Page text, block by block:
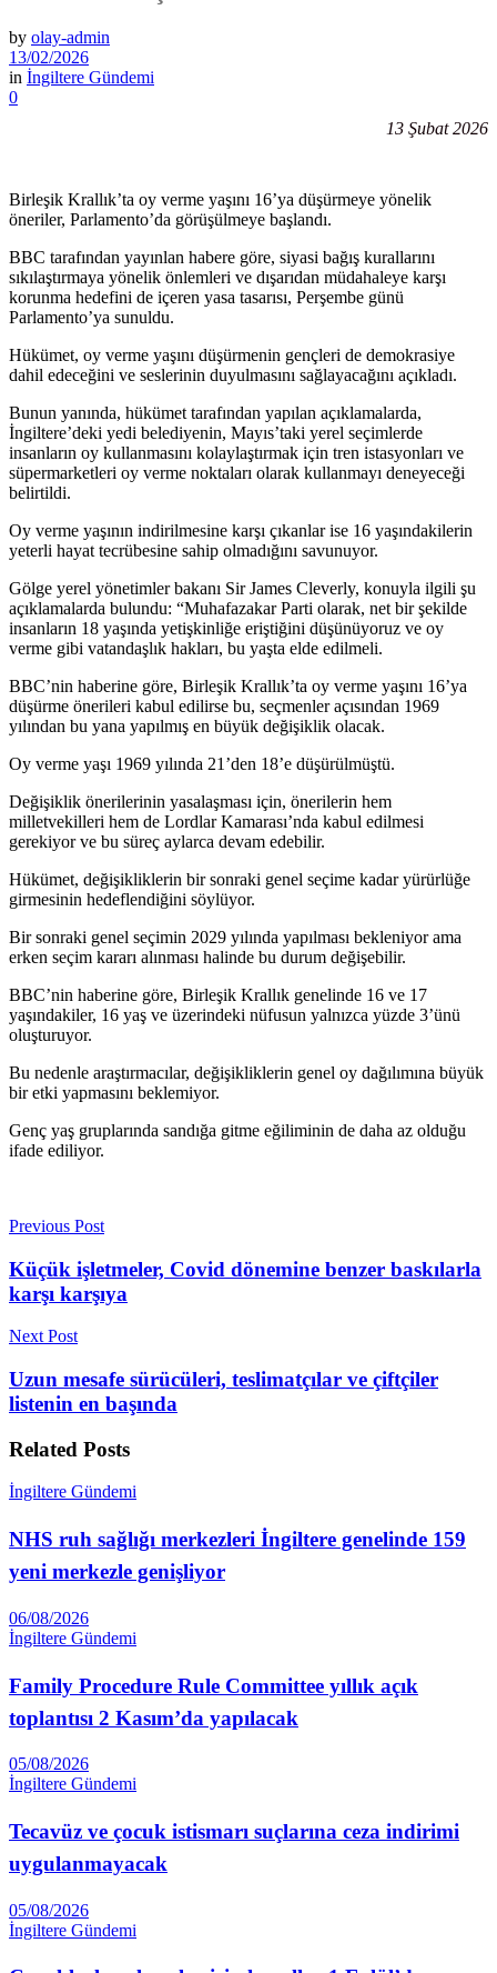
by olay-admin
13/02/2026
in İngiltere Gündemi
0
13 Şubat 2026
Birleşik Krallık’ta oy verme yaşını 16’ya düşürmeye yönelik
öneriler, Parlamento’da görüşülmeye başlandı.
BBC tarafından yayınlan habere göre, siyasi bağış kurallarını
sıkılaştırmaya yönelik önlemleri ve dışarıdan müdahaleye karşı
korunma hedefini de içeren yasa tasarısı, Perşembe günü
Parlamento’ya sunuldu.
Hükümet, oy verme yaşını düşürmenin gençleri de demokrasiye
dahil edeceğini ve seslerinin duyulmasını sağlayacağını açıkladı.
Bunun yanında, hükümet tarafından yapılan açıklamalarda,
İngiltere’deki yedi belediyenin, Mayıs’taki yerel seçimlerde
insanların oy kullanmasını kolaylaştırmak için tren istasyonları ve
süpermarketleri oy verme noktaları olarak kullanmayı deneyeceği
belirtildi.
Oy verme yaşının indirilmesine karşı çıkanlar ise 16 yaşındakilerin
yeterli hayat tecrübesine sahip olmadığını savunuyor.
Gölge yerel yönetimler bakanı Sir James Cleverly, konuyla ilgili şu
açıklamalarda bulundu: “Muhafazakar Parti olarak, net bir şekilde
insanların 18 yaşında yetişkinliğe eriştiğini düşünüyoruz ve oy
verme gibi vatandaşlık hakları, bu yaşta elde edilmeli.
BBC’nin haberine göre, Birleşik Krallık’ta oy verme yaşını 16’ya
düşürme önerileri kabul edilirse bu, seçmenler açısından 1969
yılından bu yana yapılmış en büyük değişiklik olacak.
Oy verme yaşı 1969 yılında 21’den 18’e düşürülmüştü.
Değişiklik önerilerinin yasalaşması için, önerilerin hem
milletvekilleri hem de Lordlar Kamarası’nda kabul edilmesi
gerekiyor ve bu süreç aylarca devam edebilir.
Hükümet, değişikliklerin bir sonraki genel seçime kadar yürürlüğe
girmesinin hedeflendiğini söylüyor.
Bir sonraki genel seçimin 2029 yılında yapılması bekleniyor ama
erken seçim kararı alınması halinde bu durum değişebilir.
BBC’nin haberine göre, Birleşik Krallık genelinde 16 ve 17
yaşındakiler, 16 yaş ve üzerindeki nüfusun yalnızca yüzde 3’ünü
oluşturuyor.
Bu nedenle araştırmacılar, değişikliklerin genel oy dağılımına büyük
bir etki yapmasını beklemiyor.
Genç yaş gruplarında sandığa gitme eğiliminin de daha az olduğu
ifade ediliyor.
Previous Post
Küçük işletmeler, Covid dönemine benzer baskılarla
karşı karşıya
Next Post
Uzun mesafe sürücüleri, teslimatçılar ve çiftçiler
listenin en başında
Related Posts
İngiltere Gündemi
NHS ruh sağlığı merkezleri İngiltere genelinde 159
yeni merkezle genişliyor
06/08/2026
İngiltere Gündemi
Family Procedure Rule Committee yıllık açık
toplantısı 2 Kasım’da yapılacak
05/08/2026
İngiltere Gündemi
Tecavüz ve çocuk istismarı suçlarına ceza indirimi
uygulanmayacak
05/08/2026
İngiltere Gündemi